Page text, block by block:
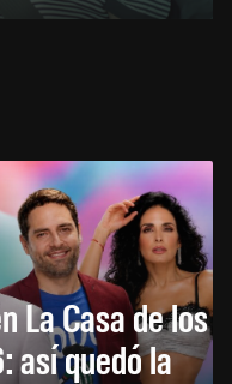
La Casa de los
así quedó la